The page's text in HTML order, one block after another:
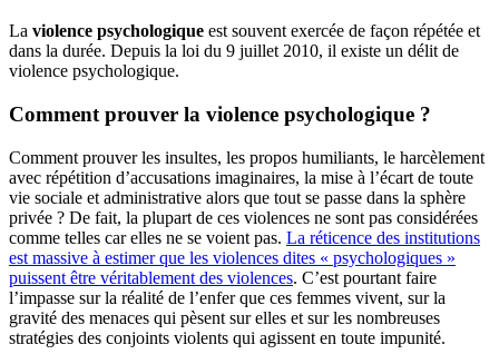
La violence psychologique est souvent exercée de façon répétée et
dans la durée. Depuis la loi du 9 juillet 2010, il existe un délit de
violence psychologique.
Comment prouver la violence psychologique ?
Comment prouver les insultes, les propos humiliants, le harcèlement
avec répétition d’accusations imaginaires, la mise à l’écart de toute
vie sociale et administrative alors que tout se passe dans la sphère
privée ? De fait, la plupart de ces violences ne sont pas considérées
comme telles car elles ne se voient pas. La réticence des institutions
est massive à estimer que les violences dites « psychologiques »
puissent être véritablement des violences. C’est pourtant faire
l’impasse sur la réalité de l’enfer que ces femmes vivent, sur la
gravité des menaces qui pèsent sur elles et sur les nombreuses
stratégies des conjoints violents qui agissent en toute impunité.